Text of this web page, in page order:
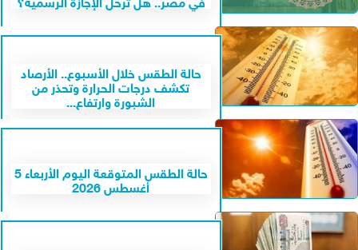
حالة الطقس خلال الأسبوع.. الأرصاد
تكشف درجات الحرارة وتحذر من
الشبورة وارتفاع...
حالة الطقس المتوقعة اليوم الأربعاء 5
أغسطس 2026